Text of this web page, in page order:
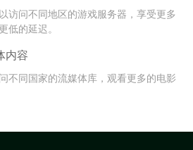
访问不同地区的游戏服务器，享受更多
低的延迟。
内容
不同国家的流媒体库，观看更多的电影